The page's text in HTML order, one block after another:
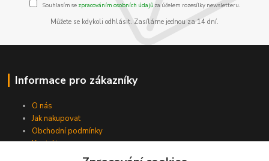
Souhlasím se zpracováním osobních údajůza účelem rozesílky newsletteru.
Můžete se kdykoli odhlásit. Zasíláme jednou za 14 dní.
Informace pro zákazníky
O nás
Jak nakupovat
Obchodní podmínky
Kontakty